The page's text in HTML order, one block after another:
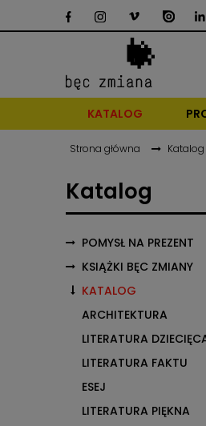
KATALOG
Strona główna Katalog
Katalog
POMYSŁ NA PREZENT
KSIĄŻKI BĘC ZMIANY
KATALOG
ARCHITEKTURA
LITERATURA
LITERATURA FAKTU
ESEJ
LITERATURA PIĘKNA